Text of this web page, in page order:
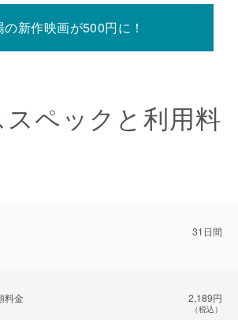
の新作映画が500円に！
ペックと利用料
31日間
料金 2,189円
（税込）